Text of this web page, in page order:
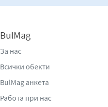
BulMag
За нас
Всички обекти
BulMag анкета
Работа при нас